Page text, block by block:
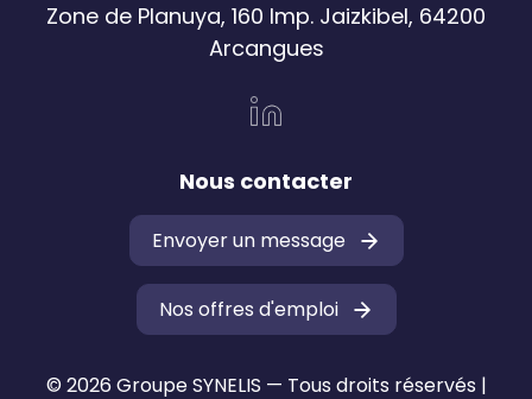
Zone de Planuya, 160 Imp. Jaizkibel, 64200
Arcangues
Nous contacter
Envoyer un message
Nos offres d'emploi
© 2026 Groupe SYNELIS — Tous droits réservés |